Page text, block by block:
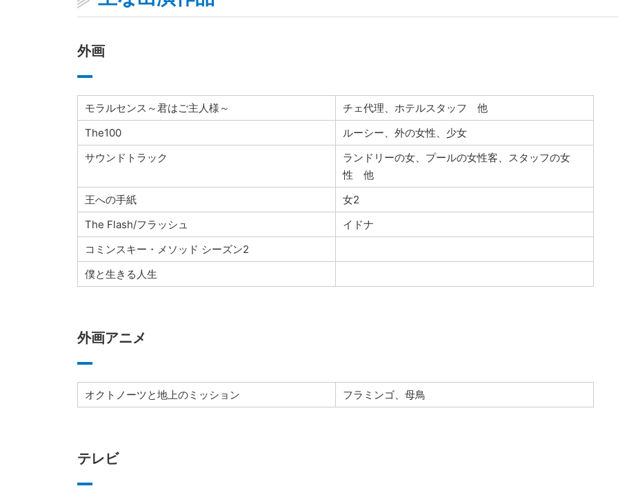
外画
モラルセンス～君はご主人様～
チェ代理、ホテルスタッフ 他
The100
ルーシー、外の女性、少女
サウンドトラック
ランドリーの女、プールの女性客、スタッフの女
性 他
王への手紙
女2
The Flash/フラッシュ
イドナ
コミンスキー・メソッド シーズン2
僕と生きる人生
外画アニメ
オクトノーツと地上のミッション フラミンゴ、母鳥
テレビ